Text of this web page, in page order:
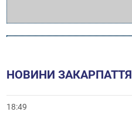
НОВИНИ ЗАКАРПАТТЯ
18:49